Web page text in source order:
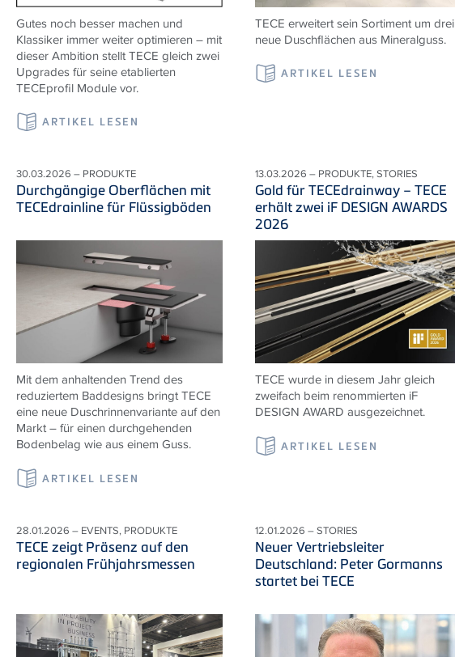
Gutes noch besser machen und
Klassiker immer weiter optimieren – mit
dieser Ambition stellt TECE gleich zwei
Upgrades für seine etablierten
TECEprofil Module vor.
ARTIKEL LESEN
TECE erweitert sein Sortiment um drei
neue Duschflächen aus Mineralguss.
ARTIKEL LESEN
30.03.2026 – PRODUKTE
Durchgängige Oberflächen mit
TECEdrainline für Flüssigböden
Mit dem anhaltenden Trend des
reduziertem Baddesigns bringt TECE
eine neue Duschrinnenvariante auf den
Markt – für einen durchgehenden
Bodenbelag wie aus einem Guss.
ARTIKEL LESEN
13.03.2026 – PRODUKTE, STORIES
Gold für TECEdrainway – TECE
erhält zwei iF DESIGN AWARDS
2026
TECE wurde in diesem Jahr gleich
zweifach beim renommierten iF
DESIGN AWARD ausgezeichnet.
ARTIKEL LESEN
28.01.2026 – EVENTS, PRODUKTE
TECE zeigt Präsenz auf den
regionalen Frühjahrsmessen
12.01.2026 – STORIES
Neuer Vertriebsleiter
Deutschland: Peter Gormanns
startet bei TECE